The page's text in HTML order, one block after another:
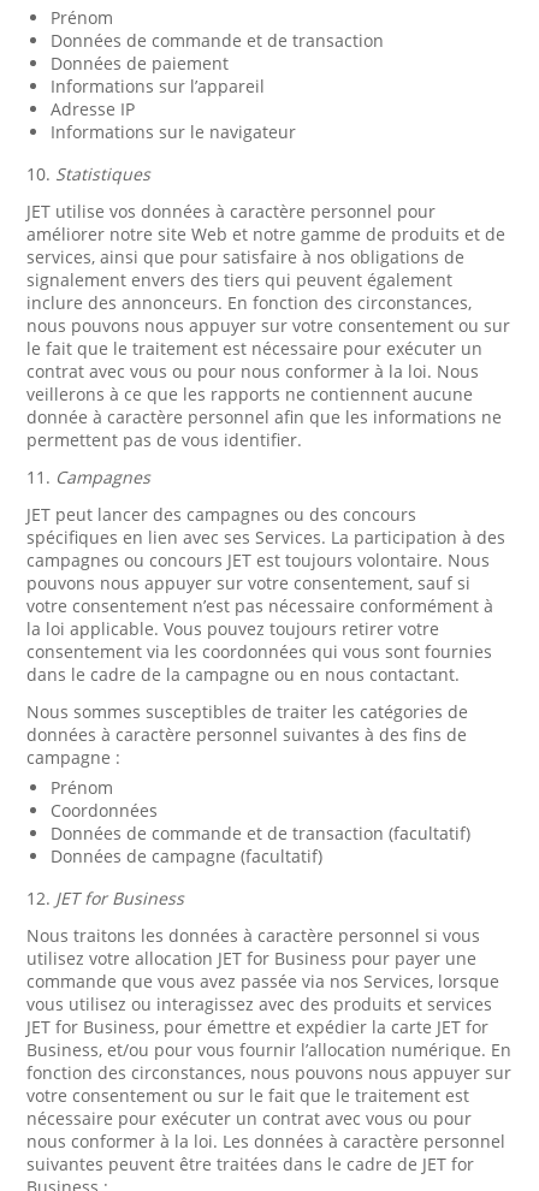
Prénom
Données de commande et de transaction
Données de paiement
Informations sur l’appareil
Adresse IP
Informations sur le navigateur
10. Statistiques
JET utilise vos données à caractère personnel pour
améliorer notre site Web et notre gamme de produits et de
services, ainsi que pour satisfaire à nos obligations de
signalement envers des tiers qui peuvent également
inclure des annonceurs. En fonction des circonstances,
nous pouvons nous appuyer sur votre consentement ou sur
le fait que le traitement est nécessaire pour exécuter un
contrat avec vous ou pour nous conformer à la loi. Nous
veillerons à ce que les rapports ne contiennent aucune
donnée à caractère personnel afin que les informations ne
permettent pas de vous identifier.
11. Campagnes
JET peut lancer des campagnes ou des concours
spécifiques en lien avec ses Services. La participation à des
campagnes ou concours JET est toujours volontaire. Nous
pouvons nous appuyer sur votre consentement, sauf si
votre consentement n’est pas nécessaire conformément à
la loi applicable. Vous pouvez toujours retirer votre
consentement via les coordonnées qui vous sont fournies
dans le cadre de la campagne ou en nous contactant.
Nous sommes susceptibles de traiter les catégories de
données à caractère personnel suivantes à des fins de
campagne :
Prénom
Coordonnées
Données de commande et de transaction (facultatif)
Données de campagne (facultatif)
12. JET for Business
Nous traitons les données à caractère personnel si vous
utilisez votre allocation JET for Business pour payer une
commande que vous avez passée via nos Services, lorsque
vous utilisez ou interagissez avec des produits et services
JET for Business, pour émettre et expédier la carte JET for
Business, et/ou pour vous fournir l’allocation numérique. En
fonction des circonstances, nous pouvons nous appuyer sur
votre consentement ou sur le fait que le traitement est
nécessaire pour exécuter un contrat avec vous ou pour
nous conformer à la loi. Les données à caractère personnel
suivantes peuvent être traitées dans le cadre de JET for